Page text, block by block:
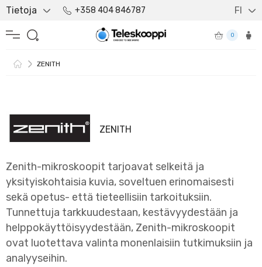
Tietoja +358 404 846787 FI
0
ZENITH
ZENITH
Zenith-mikroskoopit tarjoavat selkeitä ja
yksityiskohtaisia kuvia, soveltuen erinomaisesti
sekä opetus- että tieteellisiin tarkoituksiin.
Tunnettuja tarkkuudestaan, kestävyydestään ja
helppokäyttöisyydestään, Zenith-mikroskoopit
ovat luotettava valinta monenlaisiin tutkimuksiin ja
analyyseihin.